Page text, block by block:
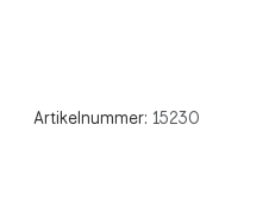
Artikelnummer: 15230